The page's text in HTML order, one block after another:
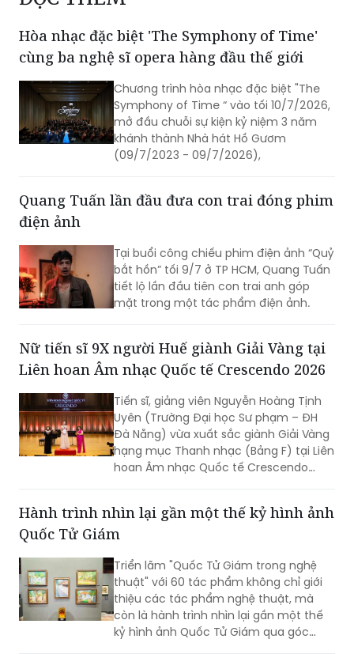
Chương trình hòa nhạc đặc biệt "The
Symphony of Time “ vào tối 10/7/2026,
mở đầu chuỗi sự kiện kỷ niệm 3 năm
khánh thành Nhà hát Hồ Gươm
(09/7/2023 - 09/7/2026),
Quang Tuấn lần đầu đưa con trai đóng phim
Tại buổi công chiếu phim điện ảnh “Quỷ
tiết lộ lần đầu tiên con trai anh góp
mặt trong một tác phẩm điện ảnh.
Nữ tiến sĩ 9X người Huế giành Giải Vàng tại
Tiến sĩ, giảng viên Nguyễn Hoàng Tịnh
Uyên (Trường Đại học Sư phạm – ĐH
Đà Nẵng) vừa xuất sắc giành Giải Vàng
hạng mục Thanh nhạc (Bảng F) tại Liên
hoan Âm nhạc Quốc tế Crescendo
2026. Thành tích tiếp tục khẳng định
dấu ấn của nữ tiến sĩ 9X trong lĩnh vực
biểu diễn, nghiên cứu và đào tạo âm
Hành trình nhìn lại gần một thế kỷ hình ảnh
Triển lãm "Quốc Tử Giám trong nghệ
thuật" với 60 tác phẩm không chỉ giới
thiệu các tác phẩm nghệ thuật, mà
còn là hành trình nhìn lại gần một thế
kỷ hình ảnh Quốc Tử Giám qua góc
nhìn của các họa sĩ, kiến trúc sư, nhiếp
ảnh gia và nghệ sĩ thuộc nhiều thế hệ.
Hơn 100 nghệ sĩ Ý mang kiệt tác opera 'La